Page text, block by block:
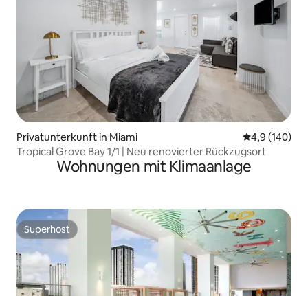
Privatunterkunft in Miami
4,9 (140)
Tropical Grove Bay 1/1 | Neu renovierter Rückzugsort
Wohnungen mit Klimaanlage
Superhost
Superhost